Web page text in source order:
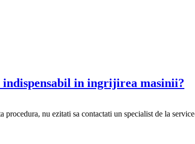
indispensabil in ingrijirea masinii?
procedura, nu ezitati sa contactati un specialist de la